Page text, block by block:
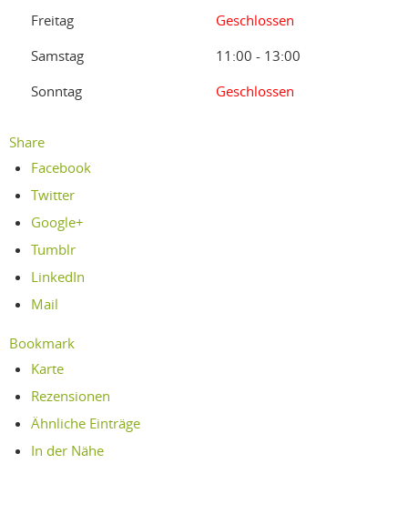
Freitag
Geschlossen
Samstag
11:00 - 13:00
Sonntag
Geschlossen
Share
Facebook
Twitter
Google+
Tumblr
LinkedIn
Mail
Bookmark
Karte
Rezensionen
Ähnliche Einträge
In der Nähe